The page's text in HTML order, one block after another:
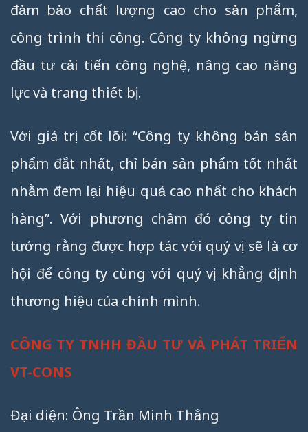
đảm bảo chất lượng cao cho sản phẩm,
công trình thi công. Công ty không ngừng
đầu tư cải tiến công nghệ, nâng cao năng
lực và trang thiết bị.
Với giá trị cốt lõi: “Công ty không bán sản
phẩm đắt nhất, chỉ bán sản phẩm tốt nhất
nhằm đem lại hiệu quả cao nhất cho khách
hàng”. Với phương châm đó công ty tin
tưởng rằng được hợp tác với quý vị sẽ là cơ
hội để công ty cùng với quý vị khẳng định
thương hiệu của chính mình.
CÔNG TY TNHH ĐẦU TƯ VÀ PHÁT TRIỂN
VT-CONS
Đại diện: Ông Trần Minh Thắng